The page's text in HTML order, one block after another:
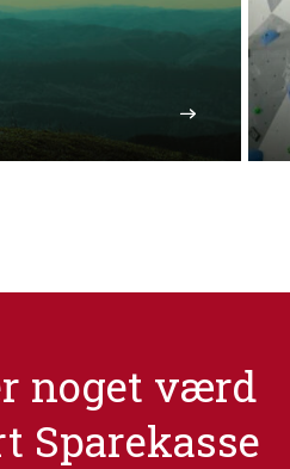
noget værd
Sparekasse